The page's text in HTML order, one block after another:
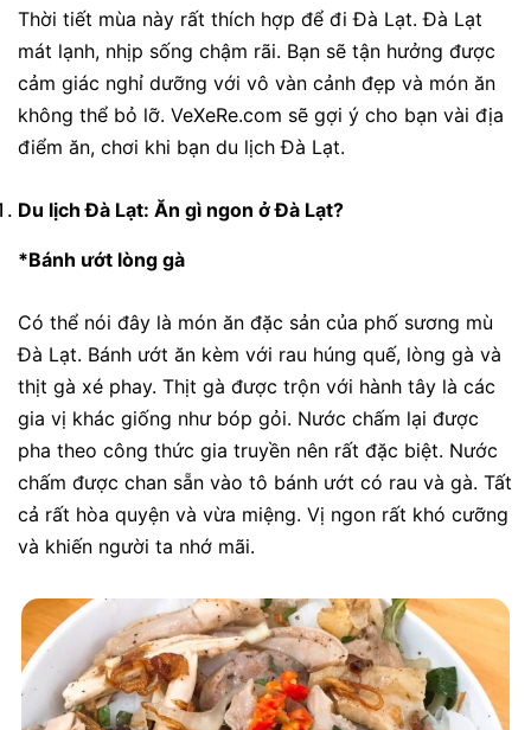
Thời tiết mùa này rất thích hợp để đi Đà Lạt. Đà Lạt
mát lạnh, nhịp sống chậm rãi. Bạn sẽ tận hưởng được
cảm giác nghỉ dưỡng với vô vàn cảnh đẹp và món ăn
không thể bỏ lỡ. VeXeRe.com sẽ gợi ý cho bạn vài địa
điểm ăn, chơi khi bạn du lịch Đà Lạt.
Du lịch Đà Lạt: Ăn gì ngon ở Đà Lạt?
*Bánh ướt lòng gà
Có thể nói đây là món ăn đặc sản của phố sương mù
Đà Lạt. Bánh ướt ăn kèm với rau húng quế, lòng gà và
thịt gà xé phay. Thịt gà được trộn với hành tây là các
gia vị khác giống như bóp gỏi. Nước chấm lại được
pha theo công thức gia truyền nên rất đặc biệt. Nước
chấm được chan sẵn vào tô bánh ướt có rau và gà. Tất
cả rất hòa quyện và vừa miệng. Vị ngon rất khó cưỡng
và khiến người ta nhớ mãi.